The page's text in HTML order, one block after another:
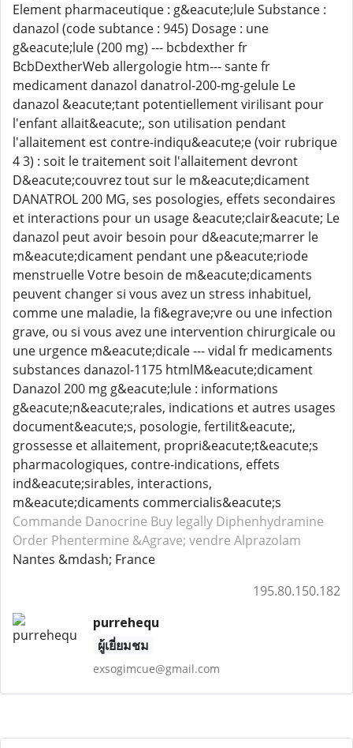
Element pharmaceutique : g&eacute;lule Substance :
danazol (code subtance : 945) Dosage : une
g&eacute;lule (200 mg) --- bcbdexther fr
BcbDextherWeb allergologie htm--- sante fr
medicament danazol danatrol-200-mg-gelule Le
danazol &eacute;tant potentiellement virilisant pour
l'enfant allait&eacute;, son utilisation pendant
l'allaitement est contre-indiqu&eacute;e (voir rubrique
4 3) : soit le traitement soit l'allaitement devront
D&eacute;couvrez tout sur le m&eacute;dicament
DANATROL 200 MG, ses posologies, effets secondaires
et interactions pour un usage &eacute;clair&eacute; Le
danazol peut avoir besoin pour d&eacute;marrer le
m&eacute;dicament pendant une p&eacute;riode
menstruelle Votre besoin de m&eacute;dicaments
peuvent changer si vous avez un stress inhabituel,
comme une maladie, la fi&egrave;vre ou une infection
grave, ou si vous avez une intervention chirurgicale ou
une urgence m&eacute;dicale --- vidal fr medicaments
substances danazol-1175 htmlM&eacute;dicament
Danazol 200 mg g&eacute;lule : informations
g&eacute;n&eacute;rales, indications et autres usages
document&eacute;s, posologie, fertilit&eacute;,
grossesse et allaitement, propri&eacute;t&eacute;s
pharmacologiques, contre-indications, effets
ind&eacute;sirables, interactions,
m&eacute;dicaments commercialis&eacute;s
Commande Danocrine Buy legally Diphenhydramine
Order Phentermine &Agrave; vendre Alprazolam
Nantes &mdash; France
195.80.150.182
purrehequ
ผู้เยี่ยมชม
exsogimcue@gmail.com